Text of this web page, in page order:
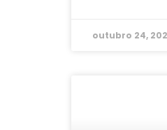
outubro 24,